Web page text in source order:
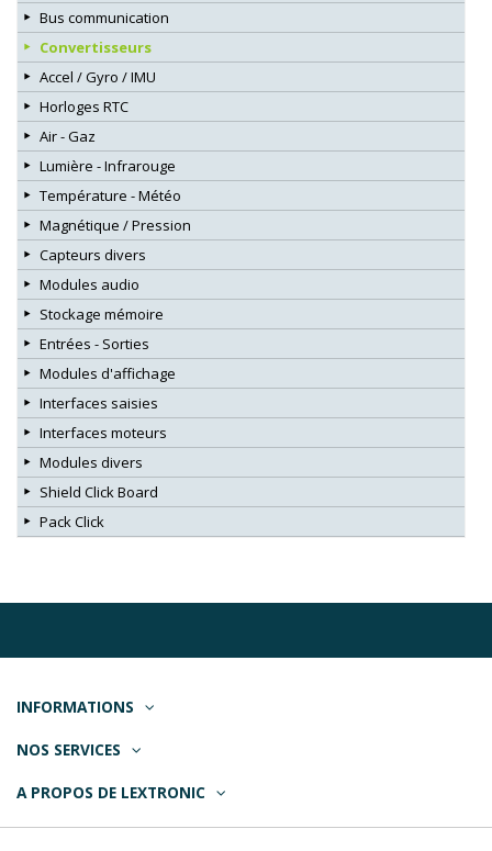
Bus communication
Convertisseurs
Accel / Gyro / IMU
Horloges RTC
Air - Gaz
Lumière - Infrarouge
Température - Météo
Magnétique / Pression
Capteurs divers
Modules audio
Stockage mémoire
Entrées - Sorties
Modules d'affichage
Interfaces saisies
Interfaces moteurs
Modules divers
Shield Click Board
Pack Click
INFORMATIONS
NOS SERVICES
A PROPOS DE LEXTRONIC